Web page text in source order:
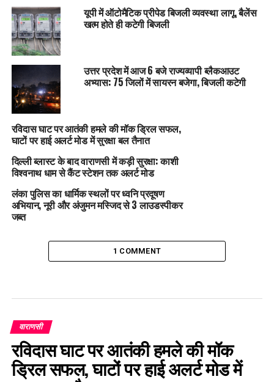
यूपी में ऑटोमैटिक प्रीपेड बिजली व्यवस्था लागू, बैलेंस
खत्म होते ही कटेगी बिजली
उत्तर प्रदेश में आज 6 बजे राज्यव्यापी ब्लैकआउट
अभ्यास: 75 जिलों में सायरन बजेगा, बिजली कटेगी
रविदास घाट पर आतंकी हमले की मॉक ड्रिल सफल,
घाटों पर हाई अलर्ट मोड में सुरक्षा बल तैनात
दिल्ली ब्लास्ट के बाद वाराणसी में कड़ी सुरक्षा: काशी
विश्वनाथ धाम से कैंट स्टेशन तक अलर्ट मोड
लंका पुलिस का धार्मिक स्थलों पर ध्वनि प्रदूषण
अभियान, नूरी और अंजुमन मस्जिद से 3 लाउडस्पीकर
जब्त
1 COMMENT
वाराणसी
रविदास घाट पर आतंकी हमले की मॉक
ड्रिल सफल, घाटों पर हाई अलर्ट मोड में